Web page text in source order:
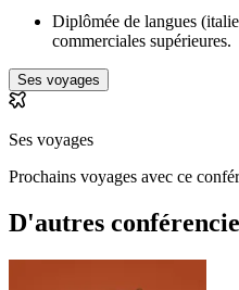
Diplômée de langues
commerciales supérieures.
Ses voyages
Ses voyages
Prochains voyages avec ce
D'autres